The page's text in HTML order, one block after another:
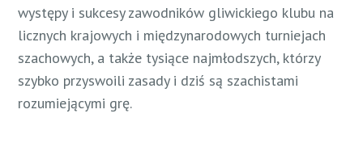
występy i sukcesy zawodników gliwickiego klubu na
licznych krajowych i międzynarodowych turniejach
szachowych, a także tysiące najmłodszych, którzy
szybko przyswoili zasady i dziś są szachistami
rozumiejącymi grę.